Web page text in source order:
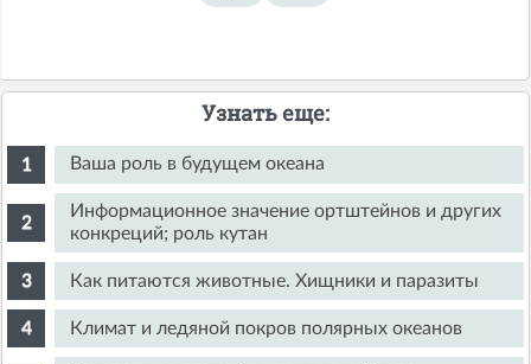
Узнать еще:
Ваша роль в будущем океана
Информационное значение ортштейнов и других
конкреций; роль кутан
Как питаются животные. Хищники и паразиты
Климат и ледяной покров полярных океанов